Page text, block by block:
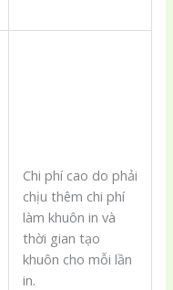
Chi phí cao do phải
chịu thêm chi phí
làm khuôn in và
thời gian tạo
khuôn cho mỗi lần
in.